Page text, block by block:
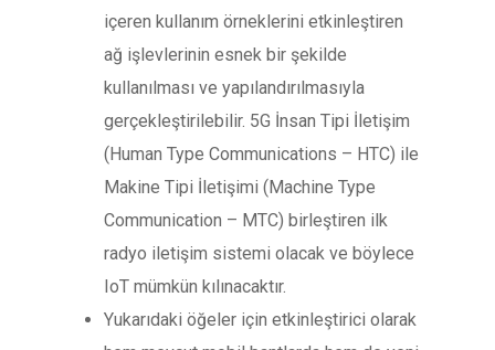
içeren kullanım örneklerini etkinleştiren
ağ işlevlerinin esnek bir şekilde
kullanılması ve yapılandırılmasıyla
gerçekleştirilebilir. 5G İnsan Tipi İletişim
(Human Type Communications – HTC) ile
Makine Tipi İletişimi (Machine Type
Communication – MTC) birleştiren ilk
radyo iletişim sistemi olacak ve böylece
IoT mümkün kılınacaktır.
Yukarıdaki öğeler için etkinleştirici olarak